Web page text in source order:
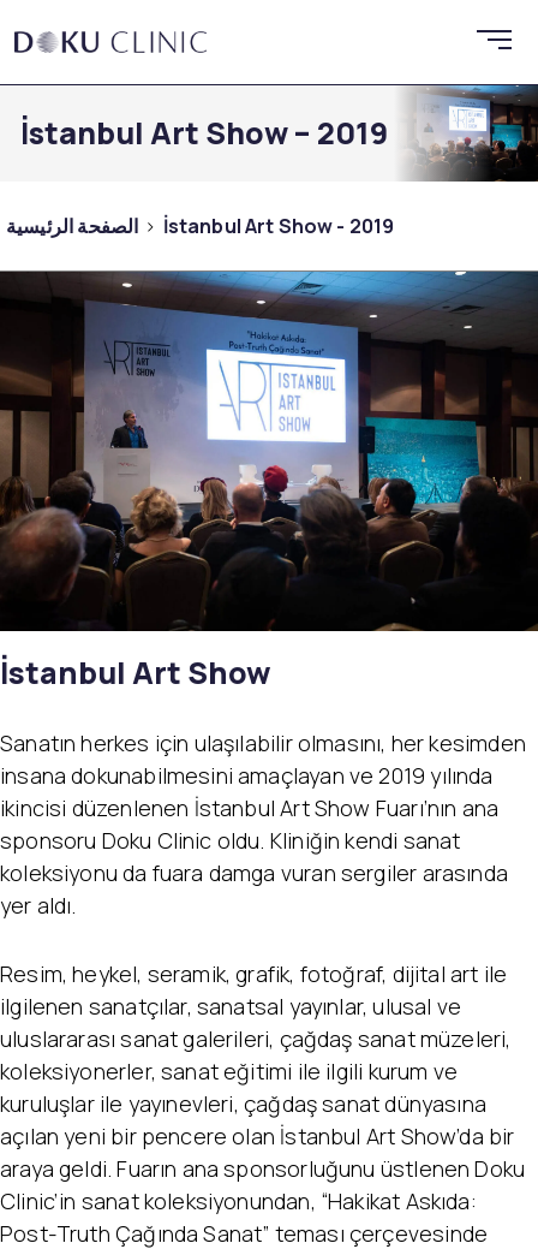
İstanbul Art Show – 2019
الصفحة الرئيسية İstanbul Art Show - 2019
İstanbul Art Show
Sanatın herkes için ulaşılabilir olmasını, her kesimden
insana dokunabilmesini amaçlayan ve 2019 yılında
ikincisi düzenlenen İstanbul Art Show Fuarı’nın ana
sponsoru Doku Clinic oldu. Kliniğin kendi sanat
koleksiyonu da fuara damga vuran sergiler arasında
yer aldı.
​Resim, heykel, seramik, grafik, fotoğraf, dijital art ile
ilgilenen sanatçılar, sanatsal yayınlar, ulusal ve
uluslararası sanat galerileri, çağdaş sanat müzeleri,
koleksiyonerler, sanat eğitimi ile ilgili kurum ve
kuruluşlar ile yayınevleri, çağdaş sanat dünyasına
açılan yeni bir pencere olan İstanbul Art Show’da bir
araya geldi. Fuarın ana sponsorluğunu üstlenen Doku
Clinic’in sanat koleksiyonundan, “Hakikat Askıda:
Post-Truth Çağında Sanat” teması çerçevesinde